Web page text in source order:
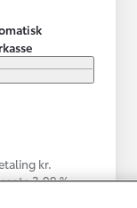
kr.
3,99 %,